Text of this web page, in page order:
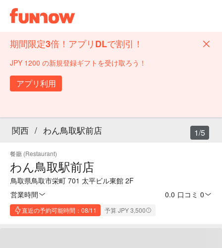
期間限定3倍！アプリDLで割引！
JPY 1200 の新規登録ギフトを受け取ろう！
アプリ利用
関西 / わん鳥取駅前店
餐廳 (Restaurant)
わん鳥取駅前店
鳥取県鳥取市栄町 701 太平ビル東館 2F
営業時間
0.0 口コミ 0
直近の予約可能時間：08/11 予算 JPY 3,500
1/5